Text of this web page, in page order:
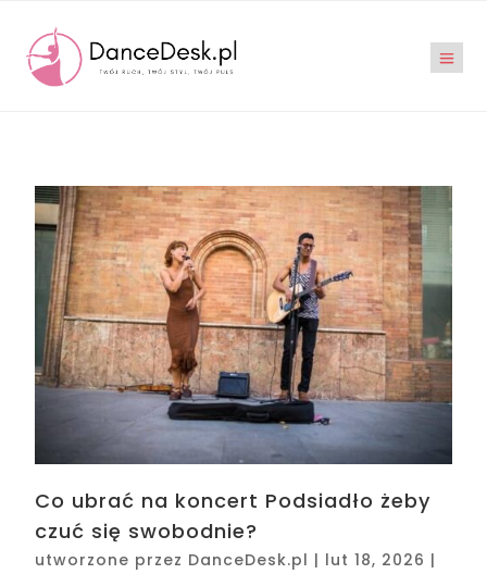
Co ubrać na koncert Podsiadło żeby
czuć się swobodnie?
utworzone przez DanceDesk.pl | lut 18, 2026 |